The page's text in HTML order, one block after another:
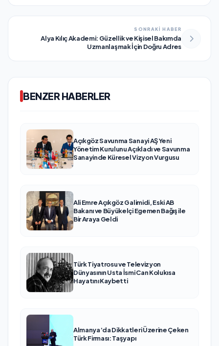
SONRAKİ HABER
Alya Kılıç Akademi: Güzellik ve Kişisel Bakımda
Uzmanlaşmak İçin Doğru Adres
BENZER HABERLER
Açıkgöz Savunma Sanayi AŞ Yeni
Yönetim Kurulunu Açıkladı ve Savunma
Sanayinde Küresel Vizyon Vurgusu
Ali Emre Açıkgöz Galimidi, Eski AB
Bakanı ve Büyükelçi Egemen Bağış ile
Bir Araya Geldi
Türk Tiyatrosu ve Televizyon
Dünyasının Usta İsmi Can Kolukısa
Hayatını Kaybetti
Almanya’da Dikkatleri Üzerine Çeken
Türk Firması: Taşyapı